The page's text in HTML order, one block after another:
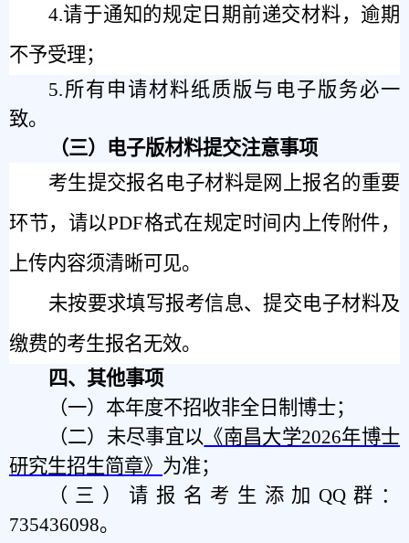
4.请于通知的规定日期前递交材料，逾期
不予受理；
5.所有申请材料纸质版与电子版务必一
致。
（三）电子版材料提交注意事项
考生提交报名电子材料是网上报名的重要
环节，请以PDF格式在规定时间内上传附件，
上传内容须清晰可见。
未按要求填写报考信息、提交电子材料及
缴费的考生报名无效。
四、其他事项
（一）本年度不招收非全日制博士；
（二）未尽事宜以 《南昌大学2026年博士
研究生招生简章》 为准；
（三）请报名考生添加 QQ群：
735436098。